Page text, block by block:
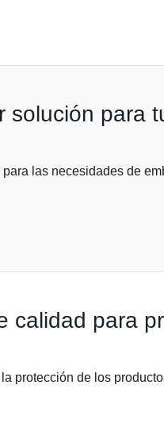
para
las necesidades de
calidad para
protección de los